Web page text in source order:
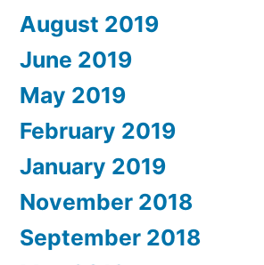
August 2019
June 2019
May 2019
February 2019
January 2019
November 2018
September 2018